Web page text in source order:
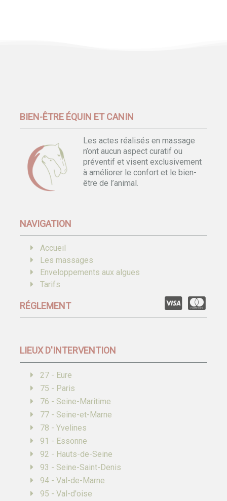
BIEN-ÊTRE ÉQUIN ET CANIN
Les actes réalisés en massage
n’ont aucun aspect curatif ou
préventif et visent exclusivement
à améliorer le confort et le bien-
être de l’animal.
NAVIGATION
Accueil
Les massages
Enveloppements aux algues
Tarifs
RÉGLEMENT
LIEUX D'INTERVENTION
27 - Eure
75 - Paris
76 - Seine-Maritime
77 - Seine-et-Marne
78 - Yvelines
91 - Essonne
92 - Hauts-de-Seine
93 - Seine-Saint-Denis
94 - Val-de-Marne
95 - Val-d'oise